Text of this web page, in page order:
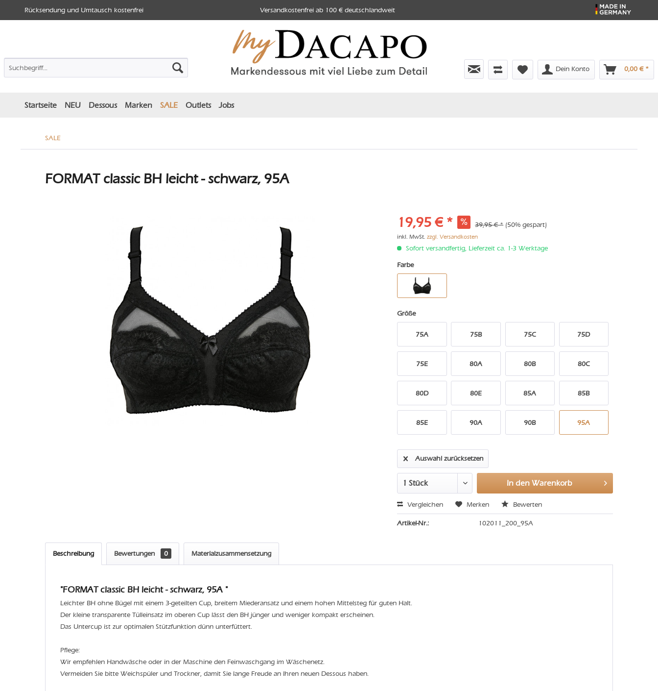
Rücksendung und Umtausch kostenfrei Versandkostenfrei ab 100 € deutschlandweit
Dein Konto 0,00 € *
Startseite NEU Dessous Marken SALE Outlets Jobs
SALE
FORMAT classic BH leicht - schwarz, 95A
19,95 € * 39,95 € * (50% gespart)
inkl. MwSt.zzgl. Versandkosten
Sofort versandfertig, Lieferzeit ca. 1-3 Werktage
Farbe
Größe
75A 75B 75C 75D
75E 80A 80B 80C
80D 80E 85A 85B
85E 90A 90B 95A
Auswahl zurücksetzen
In den Warenkorb
Vergleichen Merken Bewerten
Artikel-Nr.: 102011_200_95A
Beschreibung Bewertungen 0 Materialzusammensetzung
"FORMAT classic BH leicht - schwarz, 95A "
Leichter BH ohne Bügel mit einem 3-geteilten Cup, breitem Miederansatz und einem hohen Mittelsteg für guten Halt.
Der kleine transparente Tülleinsatz im oberen Cup lässt den BH jünger und weniger kompakt erscheinen.
Das Untercup ist zur optimalen Stützfunktion dünn unterfüttert.
Pflege:
Wir empfehlen Handwäsche oder in der Maschine den Feinwaschgang im Wäschenetz.
Vermeiden Sie bitte Weichspüler und Trockner, damit Sie lange Freude an Ihren neuen Dessous haben.